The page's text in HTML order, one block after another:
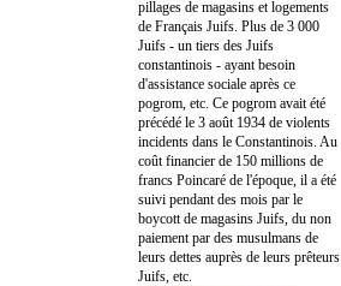
pillages de magasins et logements
de Français Juifs. Plus de 3 000
Juifs - un tiers des Juifs
constantinois - ayant besoin
d'assistance sociale après ce
pogrom, etc. Ce pogrom avait été
précédé le 3 août 1934 de violents
incidents dans le Constantinois. Au
coût financier de 150 millions de
francs Poincaré de l'époque, il a été
suivi pendant des mois par le
boycott de magasins Juifs, du non
paiement par des musulmans de
leurs dettes auprès de leurs prêteurs
Juifs, etc.